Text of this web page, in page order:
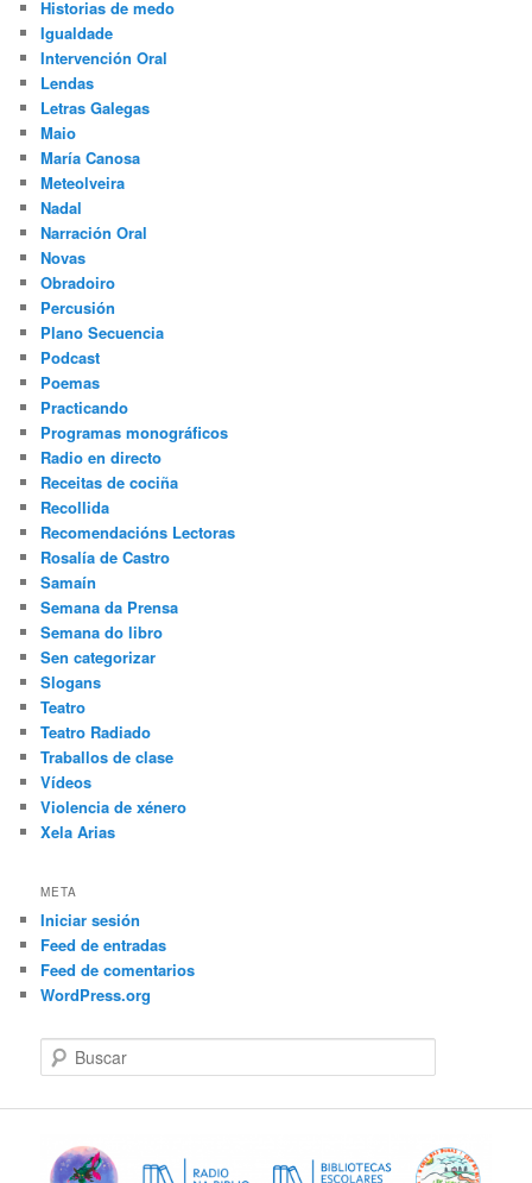
Historias de medo
Igualdade
Intervención Oral
Lendas
Letras Galegas
Maio
María Canosa
Meteolveira
Nadal
Narración Oral
Novas
Obradoiro
Percusión
Plano Secuencia
Podcast
Poemas
Practicando
Programas monográficos
Radio en directo
Receitas de cociña
Recollida
Recomendacións Lectoras
Rosalía de Castro
Samaín
Semana da Prensa
Semana do libro
Sen categorizar
Slogans
Teatro
Teatro Radiado
Traballos de clase
Vídeos
Violencia de xénero
Xela Arias
META
Iniciar sesión
Feed de entradas
Feed de comentarios
WordPress.org
u